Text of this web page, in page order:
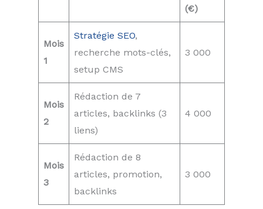
(€)
Mois
1
Stratégie SEO,
recherche mots-clés,
setup CMS
3 000
Mois
2
Rédaction de 7
articles, backlinks (3
liens)
4 000
Mois
3
Rédaction de 8
articles, promotion,
backlinks
3 000